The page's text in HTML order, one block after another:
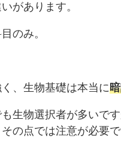
があります。
のみ。
、生物基礎は本当に
生物選択者が多いで
の点では注意が必要で